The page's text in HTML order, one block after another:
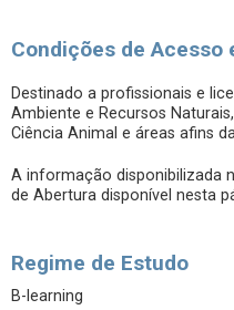
Condições de Acesso
Destinado a profissionais e
Ambiente e Recursos
Ciência Animal e áreas afins
A informação disponibilizada
de Abertura disponível nesta
Regime de Estudo
B-learning